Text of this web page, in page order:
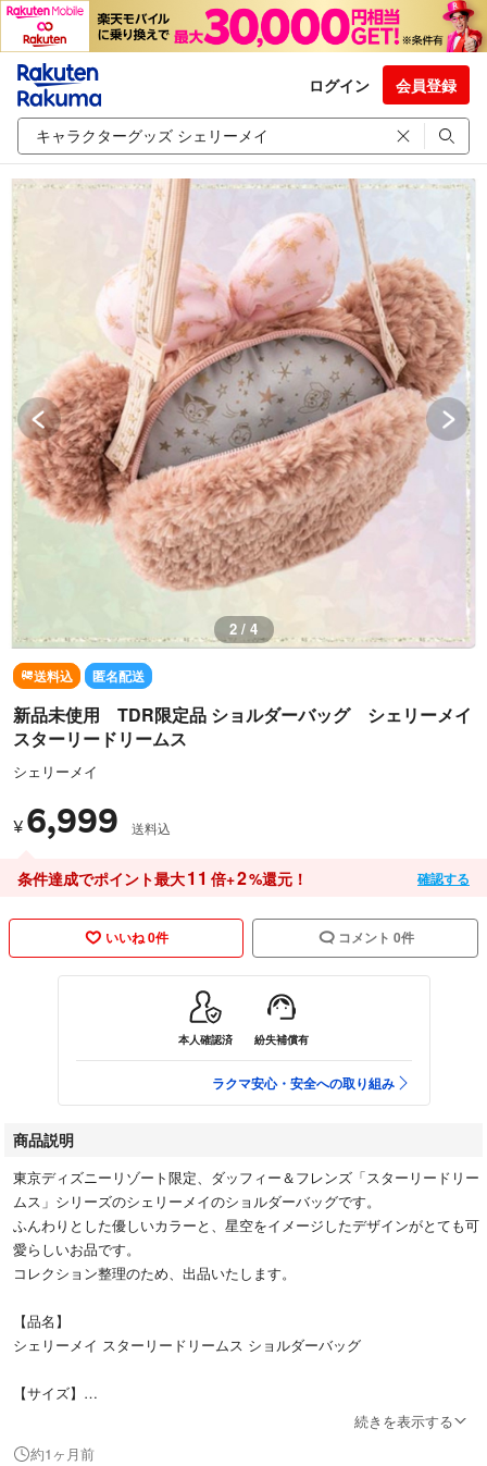
ログイン 会員登録
2 / 4
送料込 匿名配送
新品未使用 TDR限定品 ショルダーバッグ シェリーメイ
スターリードリームス
シェリーメイ
¥ 6,999 送料込
条件達成でポイント最大11 倍+2%還元！ 確認する
いいね 0件 コメント 0件
本人確認済 紛失補償有
ラクマ安心・安全への取り組み
商品説明
東京ディズニーリゾート限定、ダッフィー＆フレンズ「スターリードリー
ムス」シリーズのシェリーメイのショルダーバッグです。
ふんわりとした優しいカラーと、星空をイメージしたデザインがとても可
愛らしいお品です。
コレクション整理のため、出品いたします。
【品名】
シェリーメイ スターリードリームス ショルダーバッグ
【サイズ】
続きを表示する
約1ヶ月前